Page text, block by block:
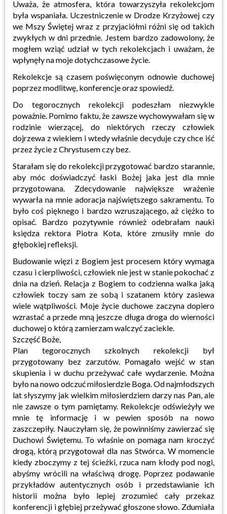
Uważa, że atmosfera, która towarzyszyła rekolekcjom
była wspaniała. Uczestniczenie w Drodze Krzyżowej czy
we Mszy Świętej wraz z przyjaciółmi różni się od takich
zwykłych w dni przednie. Jestem bardzo zadowolony, że
mogłem wziąć udział w tych rekolekcjach i uważam, że
wpłynęły na moje dotychczasowe życie.
Rekolekcje są czasem poświęconym odnowie duchowej
poprzez modlitwę, konferencje oraz spowiedź.
Do tegorocznych rekolekcji podeszłam niezwykle
poważnie. Pomimo faktu, że zawsze wychowywałam się w
rodzinie wierzącej, do niektórych rzeczy człowiek
dojrzewa z wiekiem i wtedy właśnie decyduje czy chce iść
przez życie z Chrystusem czy bez.
Starałam się do rekolekcji przygotować bardzo starannie,
aby móc doświadczyć łaski Bożej jaka jest dla mnie
przygotowana. Zdecydowanie największe wrażenie
wywarła na mnie adoracja najświętszego sakramentu. To
było coś pięknego i bardzo wzruszającego, aż ciężko to
opisać. Bardzo pozytywnie również odebrałam nauki
księdza rektora Piotra Kota, które zmusiły mnie do
głębokiej refleksji.
Budowanie więzi z Bogiem jest procesem który wymaga
czasu i cierpliwości, człowiek nie jest w stanie pokochać z
dnia na dzień. Relacja z Bogiem to codzienna walka jaką
człowiek toczy sam ze sobą i szatanem który zasiewa
wiele wątpliwości. Moje życie duchowe zaczyna dopiero
wzrastać a przede mną jeszcze długa droga do wierności
duchowej o którą zamierzam walczyć zaciekle.
Szczęść Boże,
Plan tegorocznych szkolnych rekolekcji był
przygotowany bez zarzutów. Pomagało wejść w stan
skupienia i w duchu przeżywać całe wydarzenie. Można
było na nowo odczuć miłosierdzie Boga. Od najmłodszych
lat słyszymy jak wielkim miłosierdziem darzy nas Pan, ale
nie zawsze o tym pamiętamy. Rekolekcje odświeżyły we
mnie tę informację i w pewien sposób na nowo
zaszczepiły. Nauczyłam się, że powinniśmy zawierzać się
Duchowi Świętemu. To właśnie on pomaga nam kroczyć
drogą, którą przygotował dla nas Stwórca. W momencie
kiedy zboczymy z tej ścieżki, rzuca nam kłody pod nogi,
abyśmy wrócili na właściwą drogę. Poprzez podawanie
przykładów autentycznych osób i przedstawianie ich
historii można było lepiej zrozumieć cały przekaz
konferencji i głębiej przeżywać głoszone słowo. Zdumiała